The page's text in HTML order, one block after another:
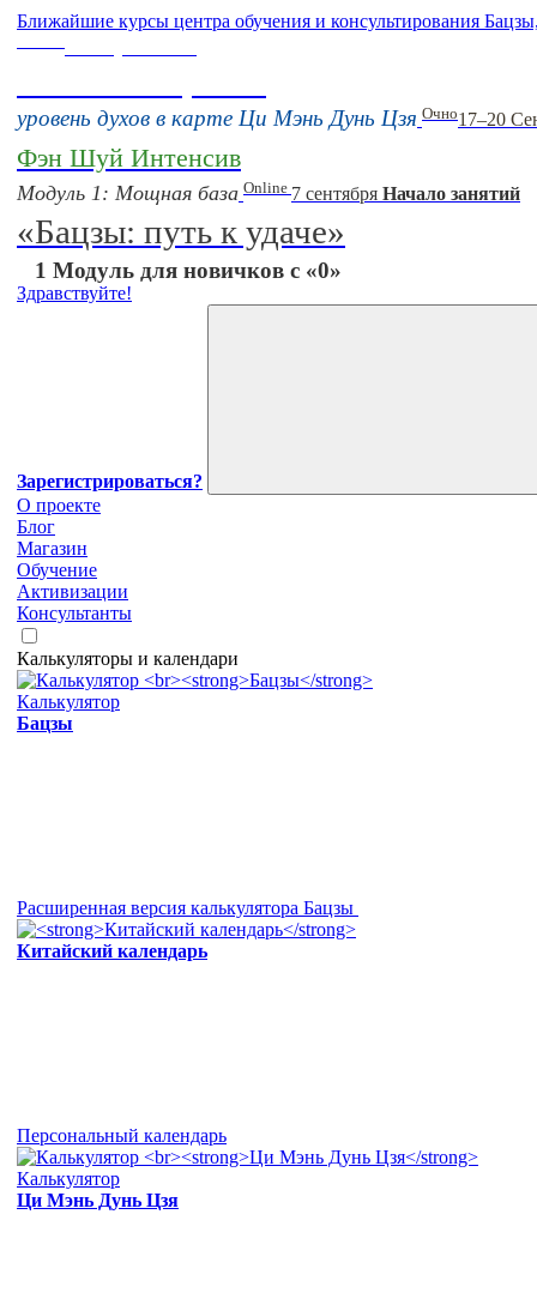
Ближайшие курсы центра обучения и консультирования
уровень духов в карте Ци Мэнь Дунь Цзя Очно17–20
Фэн Шуй Интенсив
Модуль 1: Мощная база Online 7 сентября Начало занятий
«Бацзы: путь к удаче»
1 Модуль для новичков с «0»
Здравствуйте!
Зарегистрироваться?
О проекте
Блог
Магазин
Обучение
Активизации
Консультанты
Калькуляторы и календари
Калькулятор
Бацзы
Расширенная версия калькулятора Бацзы
Китайский календарь
Персональный календарь
Калькулятор
Ци Мэнь Дунь Цзя